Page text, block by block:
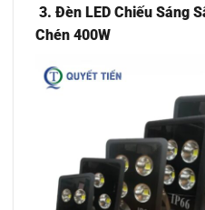
3. Đèn LED Chiếu Sáng
Chén 400W